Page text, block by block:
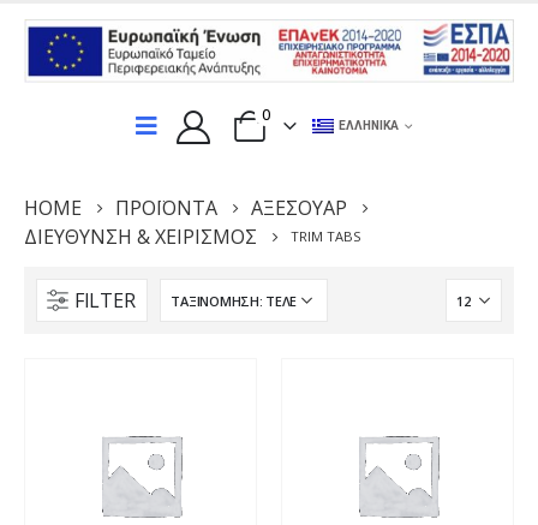
0
ΕΛΛΗΝΙΚΆ
HOME ΠΡΟΪΌΝΤΑ
ΑΞΕΣΟΥΆΡ
ΔΙΕΎΘΥΝΣΗ & ΧΕΙΡΙΣΜΌΣ
TRIM TABS
FILTER